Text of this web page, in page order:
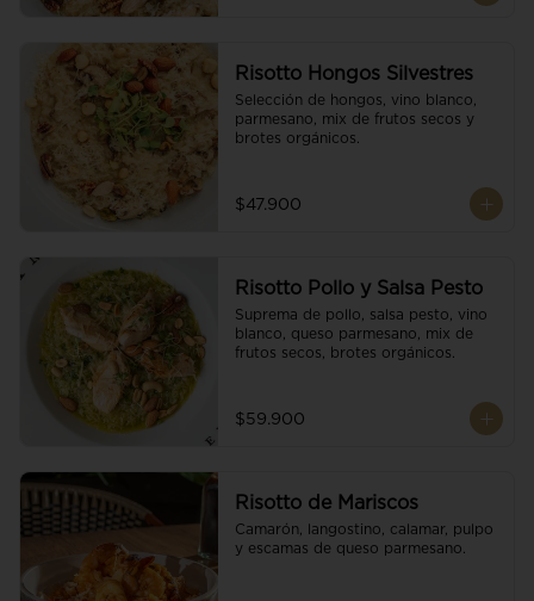
Risotto Hongos Silvestres
Selección de hongos, vino blanco,
parmesano, mix de frutos secos y
brotes orgánicos.
$47.900
Risotto Pollo y Salsa Pesto
Suprema de pollo, salsa pesto, vino
blanco, queso parmesano, mix de
frutos secos, brotes orgánicos.
$59.900
Risotto de Mariscos
Camarón, langostino, calamar, pulpo
y escamas de queso parmesano.